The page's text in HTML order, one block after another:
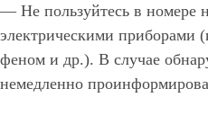
— Не пользуйтесь в номере
электрическими приборами
феном и др.). В случае
немедленно